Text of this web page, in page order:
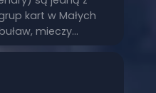
kart w Małych
mieczy…